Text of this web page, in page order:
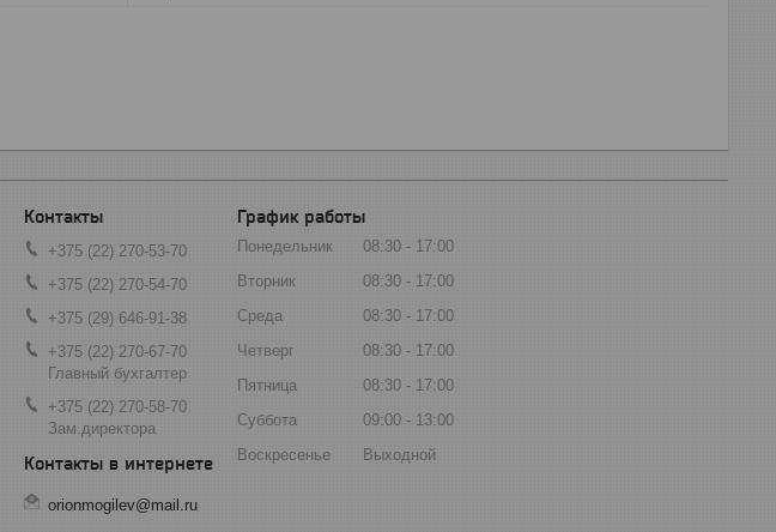
+375 (22) 270-53-70
+375 (22) 270-54-70
+375 (29) 646-91-38
+375 (22) 270-67-70
Главный бухгалтер
+375 (22) 270-58-70
Зам.директора
orionmogilev@mail.ru
График работы
Понедельник 08:30
17:00
Вторник
08:30
17:00
Среда
08:30
17:00
Четверг
08:30
17:00
Пятница
08:30
17:00
Суббота
09:00
13:00
Воскресенье
Выходной